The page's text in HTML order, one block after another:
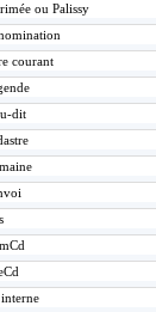
ou Palissy
courant
dit